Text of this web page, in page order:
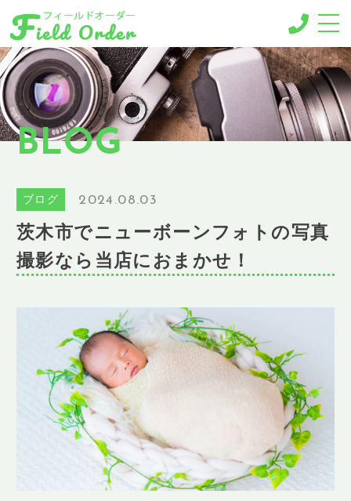
-MENU-
撮影メニュー
-BUSINESS MENU-
法人様向けメニュー
ギャラリー
NEWS
ニュース
ブログ
SHOP INFO
店舗情報
CONCEPT
コンセプト
CONTACT
お問い合わせ
BLOG
ブログ 2024.08.03
茨木市でニューボーンフォトの写真
撮影なら当店におまかせ！